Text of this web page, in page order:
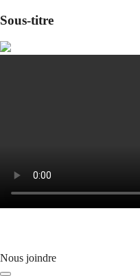
Sous-titre
Nous joindre